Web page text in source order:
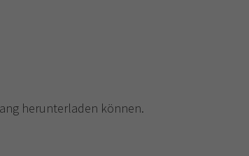
herunterladen können.